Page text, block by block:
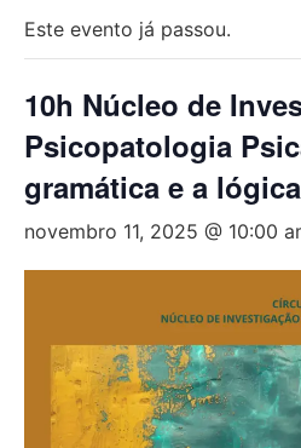
Este evento já passou.
10h Núcleo de
Psicopatologia
gramática e a
novembro 11, 2025 @ 10:00